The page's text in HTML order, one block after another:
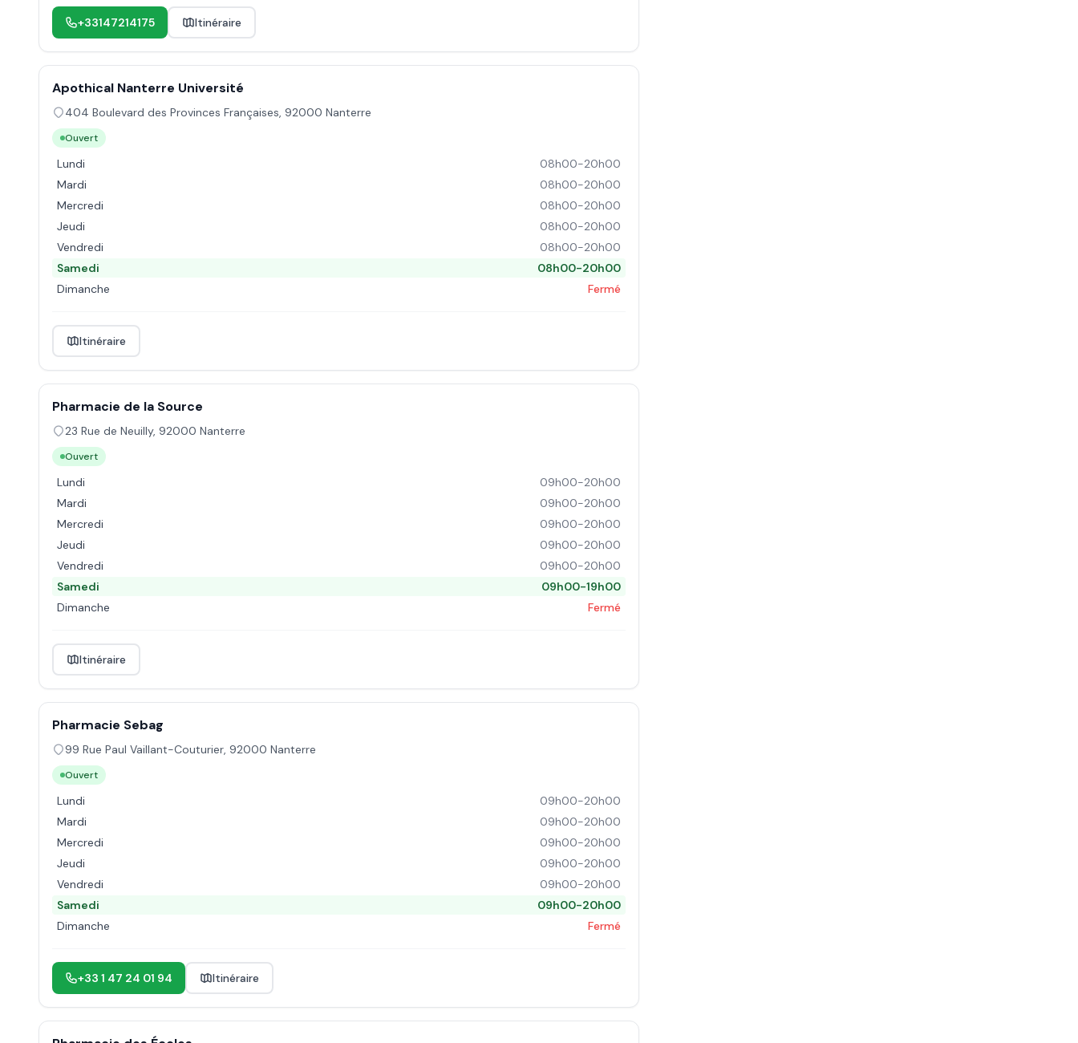
+33147214175 Itinéraire
Apothical Nanterre Université
404 Boulevard des Provinces Françaises, 92000 Nanterre
Ouvert
Lundi
08h00-20h00
Mardi
08h00-20h00
Mercredi
08h00-20h00
Jeudi
08h00-20h00
Vendredi
08h00-20h00
Samedi
08h00-20h00
Dimanche
Fermé
Itinéraire
Pharmacie de la Source
23 Rue de Neuilly, 92000 Nanterre
Ouvert
Lundi
09h00-20h00
Mardi
09h00-20h00
Mercredi
09h00-20h00
Jeudi
09h00-20h00
Vendredi
09h00-20h00
Samedi
09h00-19h00
Dimanche
Fermé
Itinéraire
Pharmacie Sebag
99 Rue Paul Vaillant-Couturier, 92000 Nanterre
Ouvert
Lundi
09h00-20h00
Mardi
09h00-20h00
Mercredi
09h00-20h00
Jeudi
09h00-20h00
Vendredi
09h00-20h00
Samedi
09h00-20h00
Dimanche
Fermé
+33 1 47 24 01 94 Itinéraire